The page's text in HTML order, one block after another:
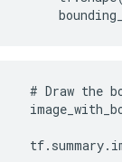
# Draw the